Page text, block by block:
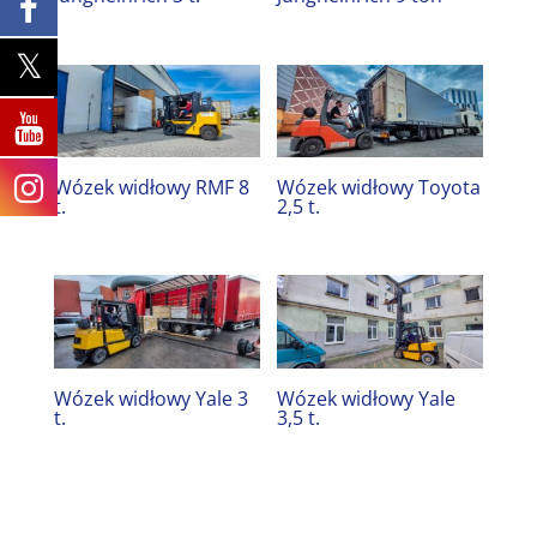
Wózek widłowy RMF 8
t.
Wózek widłowy Toyota
2,5 t.
Wózek widłowy Yale 3
t.
Wózek widłowy Yale
3,5 t.